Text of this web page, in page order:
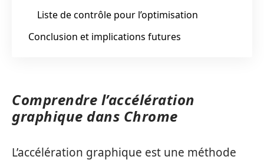
Liste de contrôle pour l’optimisation
Conclusion et implications futures
Comprendre l’accélération
graphique dans Chrome
L’accélération graphique est une méthode